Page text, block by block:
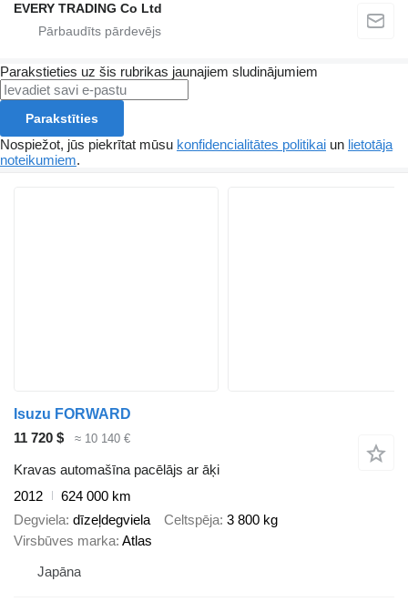
EVERY TRADING Co Ltd
Parakstieties uz šis rubrikas jaunajiem sludinājumiem
Parakstīties
Nospiežot, jūs piekrītat mūsu konfidencialitātes politikai un lietotāja
noteikumiem.
Isuzu FORWARD
11 720 $
≈ 10 140 €
Kravas automašīna pacēlājs ar āķi
2012
624 000 km
Degviela dīzeļdegviela Celtspēja 3 800 kg
Virsbūves marka Atlas
Japāna